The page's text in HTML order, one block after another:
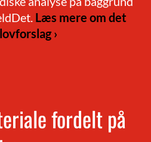
Læs mere om det
›
fordelt på